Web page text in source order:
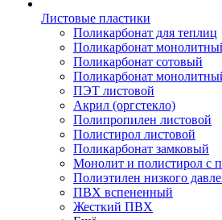
Листовые пластики
Поликарбонат для теплиц
Поликарбонат
Поликарбонат сотовый
Поликарбонат
ПЭТ листовой
Акрил (оргстекло)
Полипропилен листовой
Полистирол листовой
Поликарбонат замковый
Монолит и полистирол с
Полиэтилен низкого
ПВХ вспененный
Жесткий ПВХ